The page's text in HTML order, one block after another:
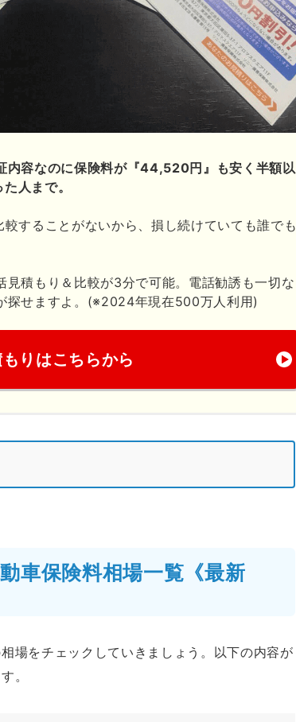
内容なのに保険料が『44,520円』も安く半額以
人まで。
することがないから、損し続けていても誰でも
見積もり＆比較が3分で可能。電話勧誘も一切な
探せますよ。(※2024年現在500万人利用)
りはこちらから
車保険料相場一覧《最新
場をチェックしていきましょう。以下の内容が
。